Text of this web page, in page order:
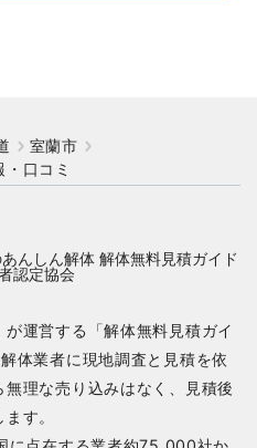
室蘭市
口コミ
が運営する「解体無料見積ガイ
体業者に現地調査と見積を依
理な売り込みはなく、見積後
す。